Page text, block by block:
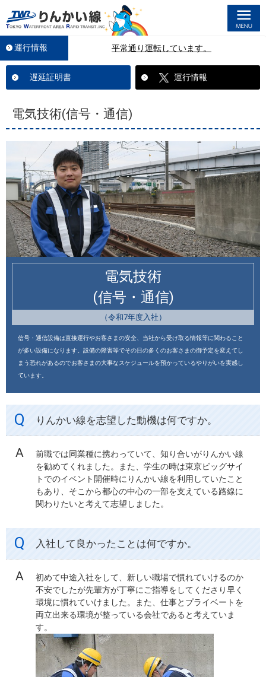
運行情報 平常通り運転しています。
遅延証明書 運行情報
電気技術(信号・通信)
電気技術
(信号・通信)
（令和7年度入社）
信号・通信設備は直接運行やお客さまの安全、当社から受け取る情報等に関わること
が多い設備になります。設備の障害等でその日の多くのお客さまの御予定を変えてし
まう恐れがあるのでお客さまの大事なスケジュールを預かっているやりがいを実感し
ています。
りんかい線を志望した動機は何ですか。
前職では同業種に携わっていて、知り合いがりんかい線
を勧めてくれました。また、学生の時は東京ビッグサイ
トでのイベント開催時にりんかい線を利用していたこと
もあり、そこから都心の中心の一部を支えている路線に
関わりたいと考えて志望しました。
入社して良かったことは何ですか。
初めて中途入社をして、新しい職場で慣れていけるのか
不安でしたが先輩方が丁寧にご指導をしてくださり早く
環境に慣れていけました。また、仕事とプライベートを
両立出来る環境が整っている会社であると考えていま
す。